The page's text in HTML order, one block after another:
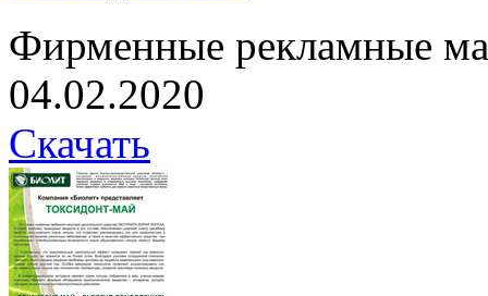
Фирменные рекламные
04.02.2020
Скачать